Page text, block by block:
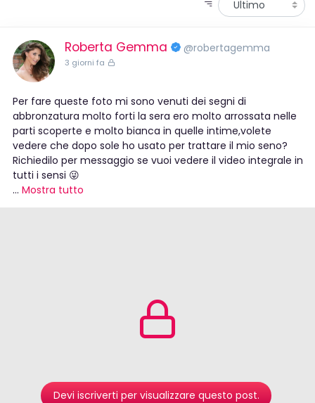
Roberta Gemma @robertagemma
3 giorni fa
Per fare queste foto mi sono venuti dei segni di
abbronzatura molto forti la sera ero molto arrossata nelle
parti scoperte e molto bianca in quelle intime,volete
vedere che dopo sole ho usato per trattare il mio seno?
Richiedilo per messaggio se vuoi vedere il video integrale in
tutti i sensi 😜
... Mostra tutto
Devi iscriverti per visualizzare questo post.